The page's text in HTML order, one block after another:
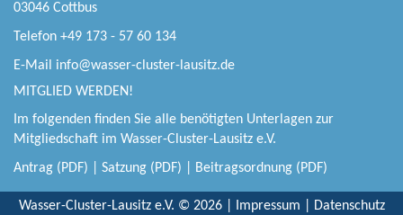
03046 Cottbus
Telefon +49 173 - 57 60 134
E-Mail info@wasser-cluster-lausitz.de
MITGLIED WERDEN!
Im folgenden finden Sie alle benötigten Unterlagen zur
Mitgliedschaft im Wasser-Cluster-Lausitz e.V.
Antrag (PDF)
Satzung (PDF) Beitragsordnung (PDF)
Wasser-Cluster-Lausitz e.V. © 2026 | Impressum Datenschutz